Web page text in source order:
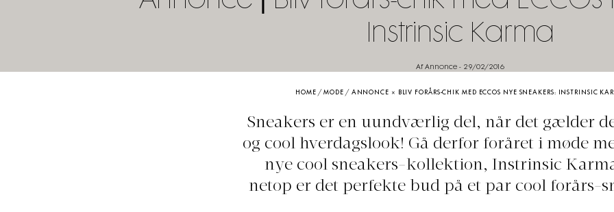
Instrinsic Karma
Af Annonce - 29/02/2016
HOME /MODE / ANNONCE | BLIV FORÅRS-CHIK MED ECCOS NYE SNEAKERS: INSTRINSIC
Sneakers er en uundværlig del, når det gælder
og cool hverdagslook! Gå derfor foråret i møde
nye cool sneakers-kollektion, Instrinsic
netop er det perfekte bud på et par cool forårs-